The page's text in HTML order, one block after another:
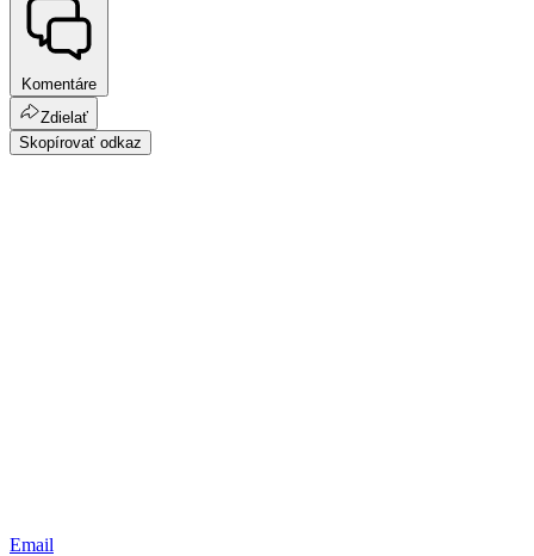
Komentáre
Zdielať
Skopírovať odkaz
Email